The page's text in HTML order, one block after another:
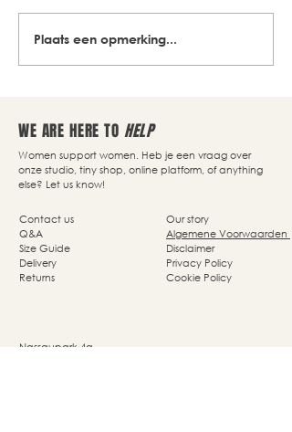
Plaats een opmerking...
WE ARE HERE TO HELP
Women support women. Heb je een vraag over
onze studio, tiny shop, online platform, of anything
else? Let us know!
Our story
Algemene Voorwaarden
Disclaimer
Privacy Policy
Cookie Policy
Contact us
Q&A
Size Guide
Delivery
Returns
Nassaupark 4a